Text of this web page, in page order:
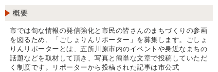
概要
市では旬な情報の発信強化と市民の皆さんのまちづくりの参画
を図るため、「ごしょりんリポーター」を募集します。ごしょ
りんリポーターとは、五所川原市内のイベントや身近なまちの
話題などを取材して頂き、写真と簡単な文章で投稿していただ
く制度です。リポーターから投稿された記事は市公式